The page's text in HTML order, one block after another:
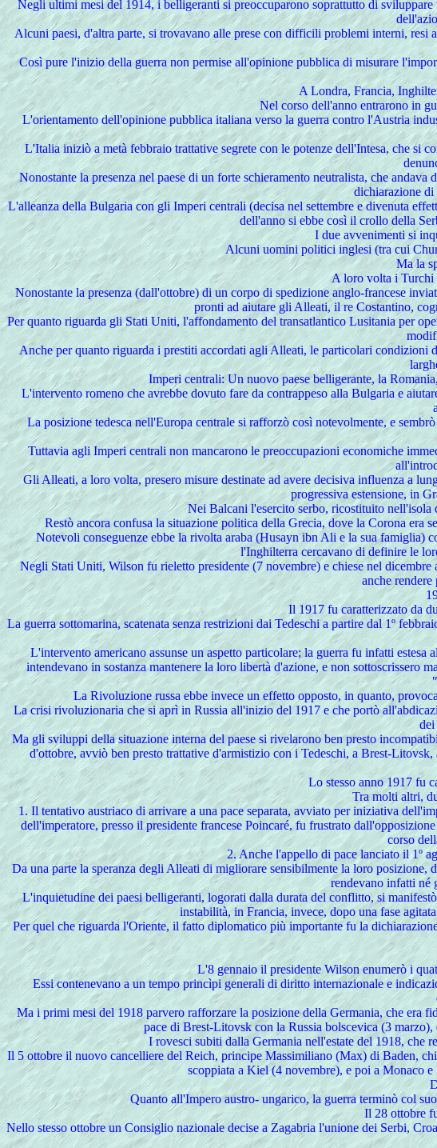
Negli ultimi mesi del 1914, i belligeranti si preoccuparono soprattutto di
Alcuni paesi, d'altra parte, si trovavano alle prese con difficili problemi interni,
Così pure l'inizio della guerra non permise all'opinione pubblica di misurare
A Londra, Francia,
Nelcorso dell'anno entrarono in
L'orientamento dell'opinione pubblica italiana verso la guerra contro l'Austria
L'Italia iniziò a metà febbraio trattative segrete con le potenze dell'Intesa, che si
Nonostante la presenza nel paese di un forte schieramento neutralista, che
dichiarazione di
L'alleanza della Bulgaria con gli Imperi centrali (decisa nel settembre e divenuta
dell'anno si ebbe così il crollo della
Idue avvenimenti si
Alcuni uomini politici inglesi (tra cui
Ma la
A loro volta i Turchi
Nonostante la presenza (dall'ottobre) di un corpo di spedizione anglo-francese
pronti ad aiutare gli Alleati, il re Costantino,
Per quanto riguarda gli Stati Uniti, l'affondamento del transatlantico Lusitania per
Anche per quanto riguarda i prestiti accordati agli Alleati, le particolari condizioni
Imperi centrali: Un nuovo paese belligerante, la
L'intervento romeno che avrebbe dovuto fare da contrappeso alla Bulgaria e
La posizione tedesca nell'Europa centrale si rafforzò così notevolmente, e
Tuttavia agli Imperi centrali non mancarono le preoccupazioni economiche
Gli Alleati, a loro volta, presero misure destinate ad avere decisiva influenza a
progressiva estensione, in
Nei Balcani l'esercito serbo, ricostituito
Restò ancora confusa la situazione politica della Grecia, dove la Corona
Notevoli conseguenze ebbe la rivolta araba (Husayn ibn Ali e la sua famiglia)
l'Inghilterra cercavano di definire le
Negli Stati Uniti, Wilson fu rieletto presidente (7 novembre) e chiese nel
anche
Il 1917 fu caratterizzato da
La guerra sottomarina, scatenata senza restrizioni dai Tedeschi a partire dal 1º
L'intervento americano assunse un aspetto particolare; la guerra fu infatti
intendevano in sostanza mantenere la loro libertà d'azione, e non sottoscrissero
La Rivoluzione russa ebbe invece un effetto opposto, in quanto,
La crisi rivoluzionaria che si aprì in Russia all'inizio del 1917 e che portò
Ma gli sviluppi della situazione interna del paese si rivelarono ben presto
d'ottobre, avviò ben presto trattative d'armistizio con i Tedeschi, a Brest-
Lo stesso anno 1917 fu
Tra molti altri,
1. Il tentativo austriaco di arrivare a una pace separata, avviato per iniziativa
dell'imperatore, presso il presidente francese Poincaré, fu frustrato
corso
2. Anche l'appello di pace lanciato il 1º
Da una parte la speranza degli Alleati di migliorare sensibilmente la loro
rendevano infatti né
L'inquietudine dei paesi belligeranti, logorati dalla durata del conflitto, si
instabilità, in Francia, invece, dopo una fase
Per quel che riguarda l'Oriente, il fatto diplomatico più importante fu la
L'8 gennaio il presidente Wilson enumerò i
Essi contenevano a un tempo princìpi generali di diritto internazionale e
Ma i primi mesi del 1918 parvero rafforzare la posizione della Germania, che era
pace di Brest-Litovsk con la Russia bolscevica (3
I rovesci subiti dalla Germania nell'estate del 1918, che
Il 5 ottobre il nuovo cancelliere del Reich, principe Massimiliano (Max) di Baden,
scoppiata a Kiel (4 novembre), e poi a Monaco
Quanto all'Impero austro- ungarico, la guerra terminò col
Il 28 ottobre
Nello stesso ottobre un Consiglio nazionale decise a Zagabria l'unione dei Serbi,